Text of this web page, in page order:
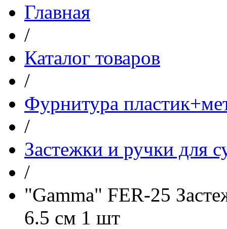
Главная
/
Каталог товаров
/
Фурнитура
/
Застежки и ручки для
/
"Gamma" FER-25
6.5 см 1 шт